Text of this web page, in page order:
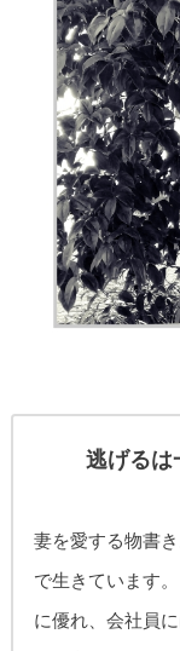
逃げるは
妻を愛する物書き
で生きています
に優れ、会社員